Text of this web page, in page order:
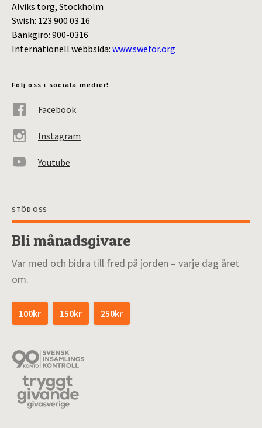
Alviks torg, Stockholm
Swish: 123 900 03 16
Bankgiro: 900-0316
Internationell webbsida: www.swefor.org
Följ oss i sociala medier!
Facebook
Instagram
Youtube
STÖD OSS
Bli månadsgivare
Var med och bidra till fred på jorden – varje dag året
om.
100kr 150kr 250kr